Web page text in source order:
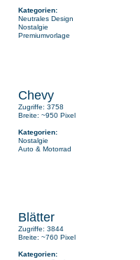
Kategorien:
Neutrales Design
Nostalgie
Premiumvorlage
Chevy
Zugriffe: 3758
Breite: ~950 Pixel
Kategorien:
Nostalgie
Auto & Motorrad
Blätter
Zugriffe: 3844
Breite: ~760 Pixel
Kategorien: